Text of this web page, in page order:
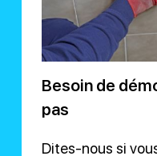
Besoin de
pas
Dites-nous si